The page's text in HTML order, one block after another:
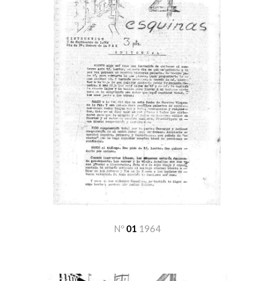
Nº 01 1964